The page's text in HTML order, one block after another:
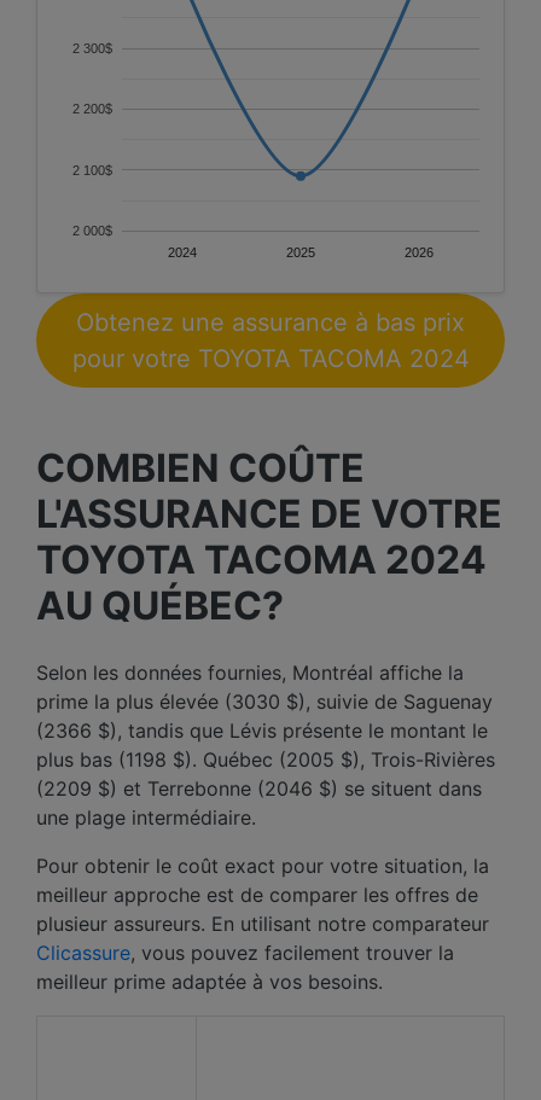
2024 2025 2026
2 000$
2 100$
2 200$
2 300$
Obtenez une assurance à bas prix
pour votre TOYOTA TACOMA 2024
COMBIEN COÛTE
L'ASSURANCE DE VOTRE
TOYOTA TACOMA 2024
AU QUÉBEC?
Selon les données fournies, Montréal affiche la
prime la plus élevée (3030 $), suivie de Saguenay
(2366 $), tandis que Lévis présente le montant le
plus bas (1198 $). Québec (2005 $), Trois-Rivières
(2209 $) et Terrebonne (2046 $) se situent dans
une plage intermédiaire.
Pour obtenir le coût exact pour votre situation, la
meilleur approche est de comparer les offres de
plusieur assureurs. En utilisant notre comparateur
Clicassure, vous pouvez facilement trouver la
meilleur prime adaptée à vos besoins.